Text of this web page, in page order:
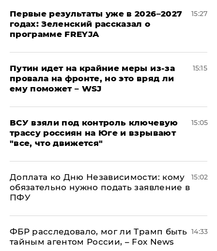
Первые результаты уже в 2026–2027
годах: Зеленский рассказал о
программе FREYJA
15:27
Путин идет на крайние меры из-за
провала на фронте, но это вряд ли
ему поможет – WSJ
15:15
ВСУ взяли под контроль ключевую
трассу россиян на Юге и взрывают
"все, что движется"
15:05
Доплата ко Дню Независимости: кому
обязательно нужно подать заявление в
ПФУ
15:02
ФБР расследовало, мог ли Трамп быть
тайным агентом России, – Fox News
14:33